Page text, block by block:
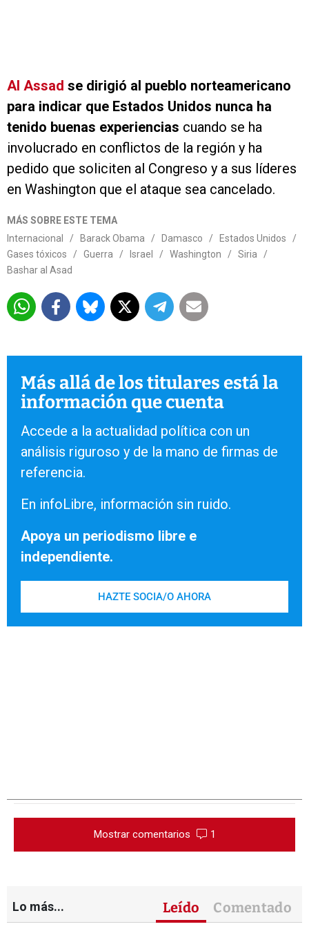
Al Assad se dirigió al pueblo norteamericano
para indicar que Estados Unidos nunca ha
tenido buenas experiencias cuando se ha
involucrado en conflictos de la región y ha
pedido que soliciten al Congreso y a sus líderes
en Washington que el ataque sea cancelado.
MÁS SOBRE ESTE TEMA
Internacional
/ Barack Obama / Damasco / Estados Unidos
/
Gases tóxicos
/ Guerra / Israel / Washington / Siria
/
Bashar al Asad
Más allá de los titulares está la
información que cuenta
Accede a la actualidad política con un
análisis riguroso y de la mano de firmas de
referencia.
En infoLibre, información sin ruido.
Apoya un periodismo libre e
independiente.
HAZTE SOCIA/O AHORA
Mostrar comentarios 1
Lo más... Leído Comentado